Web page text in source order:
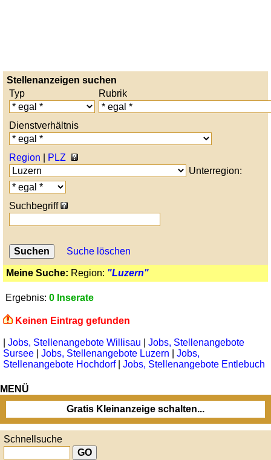
Stellenanzeigen suchen
Typ
Rubrik
Dienstverhältnis
Region
PLZ
Unterregion:
Suchbegriff
Suche löschen
Meine Suche: Region: "Luzern"
Ergebnis: 0 Inserate
Keinen Eintrag gefunden
Jobs, Stellenangebote Willisau
Jobs, Stellenangebote
Sursee
Jobs, Stellenangebote Luzern
Jobs,
Stellenangebote Hochdorf| Jobs, Stellenangebote Entlebuch
MENÜ
Gratis Kleinanzeige schalten...
Schnellsuche